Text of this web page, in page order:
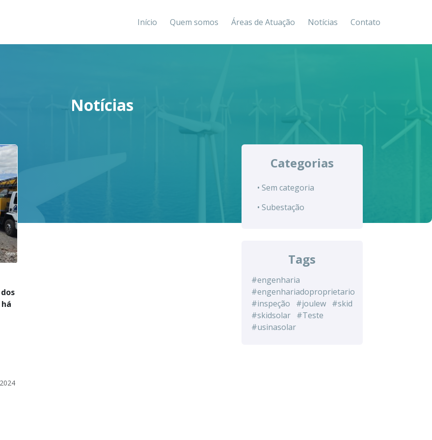
Início Quem somos Áreas de Atuação Notícias Contato
Notícias
Categorias
• Sem categoria
• Subestação
Tags
#engenharia
#engenhariadoproprietario
#inspeção
#joulew
#skid
#skidsolar
#Teste
#usinasolar